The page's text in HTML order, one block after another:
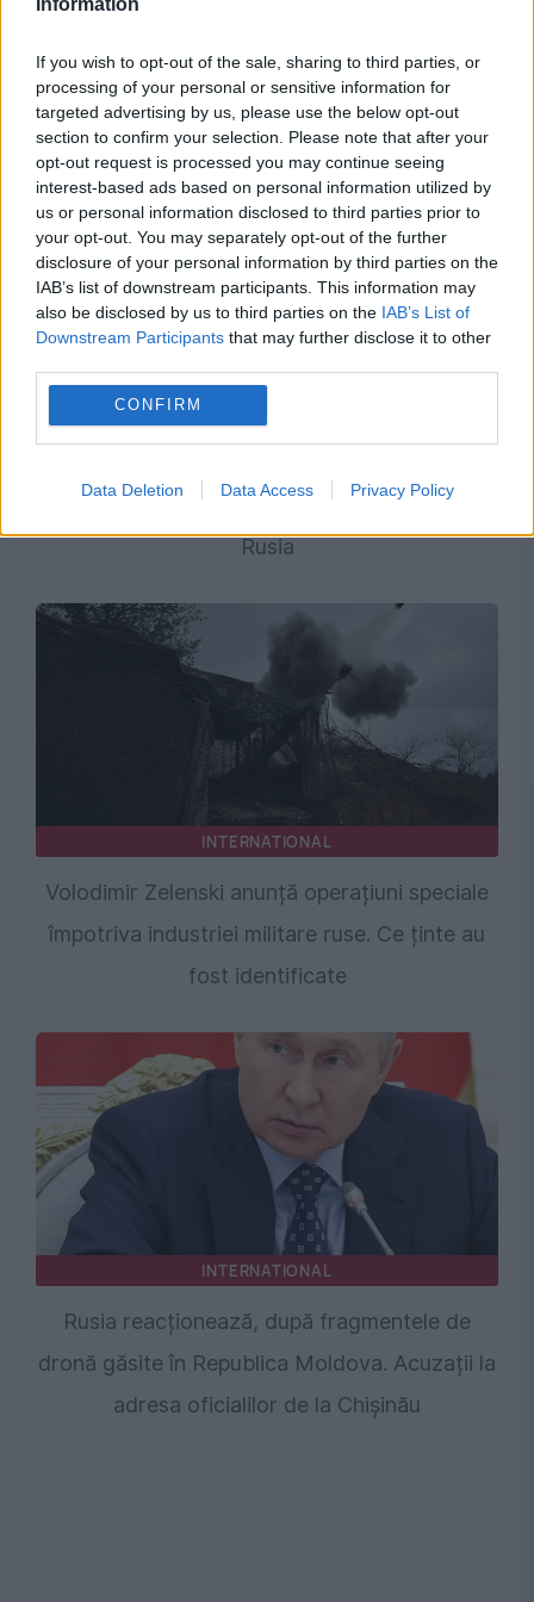
If you wish to opt-out of the sale, sharing to third parties, or
processing of your personal or sensitive information for
targeted advertising by us, please use the below opt-out
section to confirm your selection. Please note that after your
opt-out request is processed you may continue seeing
interest-based ads based on personal information utilized by
us or personal information disclosed to third parties prior to
your opt-out. You may separately opt-out of the further
disclosure of your personal information by third parties on the
IAB’s list of downstream participants. This information may
also be disclosed by us to third parties on the IAB’s List of
Downstream Participants that may further disclose it to other
CONFIRM
Data Deletion Data Access Privacy Policy
menținerea centralelor pe cărbune. Critici la
adresa lui Bolojan
războiul din Ucraina. Efectele se văd deja în
Rusia
INTERNATIONAL
Volodimir Zelenski anunță operațiuni speciale
împotriva industriei militare ruse. Ce ținte au
fost identificate
INTERNATIONAL
Rusia reacționează, după fragmentele de
dronă găsite în Republica Moldova. Acuzații la
adresa oficialilor de la Chișinău